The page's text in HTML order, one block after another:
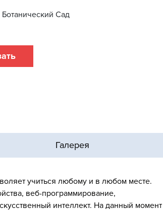
Сад
Галерея
учиться любому и в любом месте.
веб-программирование,
интеллект. На данный момент